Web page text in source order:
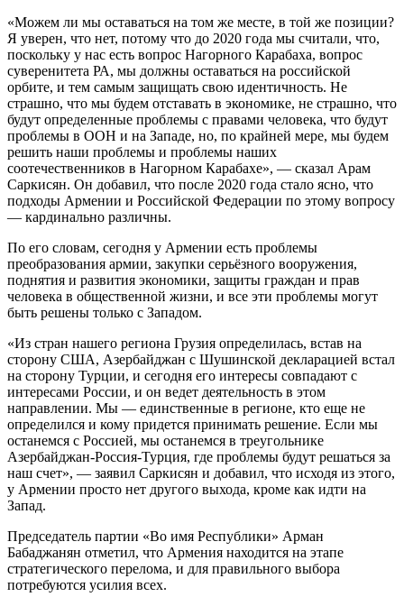
«Можем ли мы оставаться на том же месте, в той же позиции?
Я уверен, что нет, потому что до 2020 года мы считали, что,
поскольку у нас есть вопрос Нагорного Карабаха, вопрос
суверенитета РА, мы должны оставаться на российской
орбите, и тем самым защищать свою идентичность. Не
страшно, что мы будем отставать в экономике, не страшно, что
будут определенные проблемы с правами человека, что будут
проблемы в ООН и на Западе, но, по крайней мере, мы будем
решить наши проблемы и проблемы наших
соотечественников в Нагорном Карабахе», — сказал Арам
Саркисян. Он добавил, что после 2020 года стало ясно, что
подходы Армении и Российской Федерации по этому вопросу
— кардинально различны.
По его словам, сегодня у Армении есть проблемы
преобразования армии, закупки серьёзного вооружения,
поднятия и развития экономики, защиты граждан и прав
человека в общественной жизни, и все эти проблемы могут
быть решены только с Западом.
«Из стран нашего региона Грузия определилась, встав на
сторону США, Азербайджан с Шушинской декларацией встал
на сторону Турции, и сегодня его интересы совпадают с
интересами России, и он ведет деятельность в этом
направлении. Мы — единственные в регионе, кто еще не
определился и кому придется принимать решение. Если мы
останемся с Россией, мы останемся в треугольнике
Азербайджан-Россия-Турция, где проблемы будут решаться за
наш счет», — заявил Саркисян и добавил, что исходя из этого,
у Армении просто нет другого выхода, кроме как идти на
Запад.
Председатель партии «Во имя Республики» Арман
Бабаджанян отметил, что Армения находится на этапе
стратегического перелома, и для правильного выбора
потребуются усилия всех.